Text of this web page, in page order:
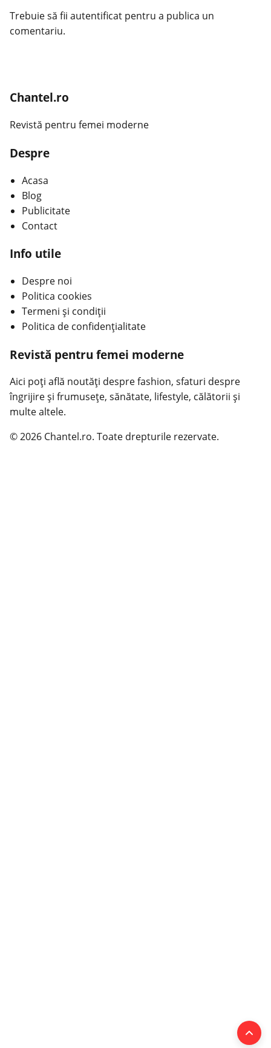
Trebuie să fii autentificat pentru a publica un
comentariu.
Chantel.ro
Revistă pentru femei moderne
Despre
Acasa
Blog
Publicitate
Contact
Info utile
Despre noi
Politica cookies
Termeni și condiții
Politica de confidențialitate
Revistă pentru femei moderne
Aici poți află noutăți despre fashion, sfaturi despre
îngrijire și frumusețe, sănătate, lifestyle, călătorii și
multe altele.
© 2026 Chantel.ro. Toate drepturile rezervate.